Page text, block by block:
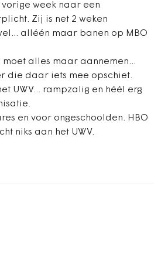
week naar een
Zij is net 2 weken
alléén maar banen op MBO
moet alles maar aannemen...
die daar iets mee opschiet.
UWV... rampzalig en héél erg
en voor ongeschoolden. HBO
niks aan het UWV.